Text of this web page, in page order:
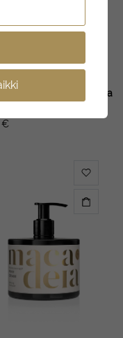
Deodorant Roll-
Balancing Macadamia
€